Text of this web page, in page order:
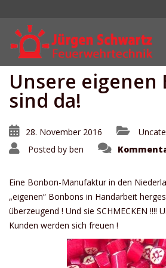
Unsere eigenen
sind da!
28. November 2016
Posted by ben
Eine Bonbon-Manufaktur in den
„eigenen“ Bonbons in Handarbeit
überzeugend ! Und sie SCHMECKEN !!!!
Kunden werden sich freuen !